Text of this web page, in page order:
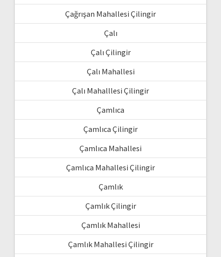
Çağrışan Mahallesi Çilingir
Çalı
Çalı Çilingir
Çalı Mahallesi
Çalı Mahalllesi Çilingir
Çamlıca
Çamlıca Çilingir
Çamlıca Mahallesi
Çamlıca Mahallesi Çilingir
Çamlık
Çamlık Çilingir
Çamlık Mahallesi
Çamlık Mahallesi Çilingir